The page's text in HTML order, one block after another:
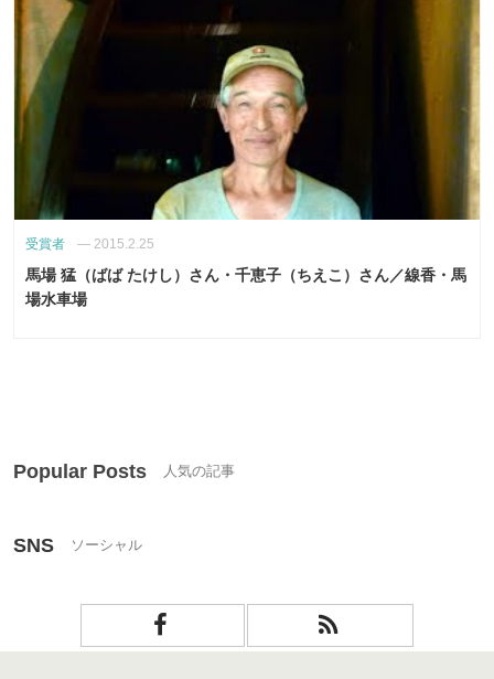
受賞者 — 2015.2.25
馬場 猛（ばば たけし）さん・千恵子（ちえこ）さん／線香・馬
場水車場
Popular Posts
SNS